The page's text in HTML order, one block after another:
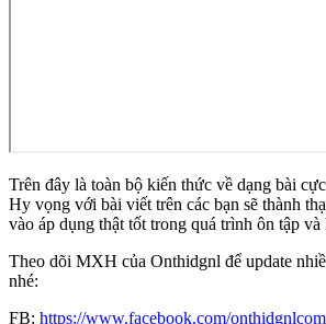
Trên đây là toàn bộ kiến thức về dạng bài
Hy vọng với bài viết trên các bạn sẽ thành
vào áp dụng thật tốt trong quá trình ôn tập và
Theo dõi MXH của Onthidgnl để update
nhé:
FB: https://www.facebook.com/onthidgnlcom